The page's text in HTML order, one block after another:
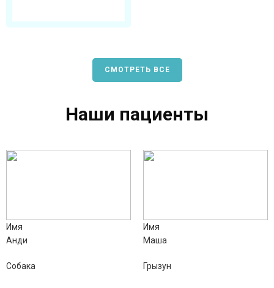
СМОТРЕТЬ ВСЕ
Наши пациенты
Имя
Анди
Собака
Имя
Маша
Грызун